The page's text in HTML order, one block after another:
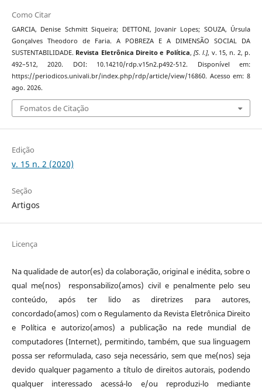
Como Citar
GARCIA, Denise Schmitt Siqueira; DETTONI, Jovanir Lopes; SOUZA, Úrsula
Gonçalves Theodoro de Faria. A POBREZA E A DIMENSÃO SOCIAL DA
SUSTENTABILIDADE. Revista Eletrônica Direito e Política,[S. l.], v. 15, n. 2, p.
492–512, 2020. DOI: 10.14210/rdp.v15n2.p492-512. Disponível em:
https://periodicos.univali.br/index.php/rdp/article/view/16860. Acesso em: 8
ago. 2026.
Fomatos de Citação
Edição
v. 15 n. 2 (2020)
Seção
Artigos
Licença
Na qualidade de autor(es) da colaboração, original e inédita, sobre o
qual me(nos) responsabilizo(amos) civil e penalmente pelo seu
conteúdo, após ter lido as diretrizes para autores,
concordado(amos) com o Regulamento da Revista Eletrônica Direito
e Política e autorizo(amos) a publicação na rede mundial de
computadores (Internet), permitindo, também, que sua linguagem
possa ser reformulada, caso seja necessário, sem que me(nos) seja
devido qualquer pagamento a título de direitos autorais, podendo
qualquer interessado acessá-lo e/ou reproduzi-lo mediante